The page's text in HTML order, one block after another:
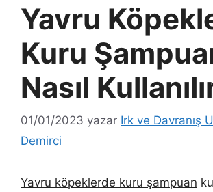
Yavru
Kuru
Nasıl
01/01/2023 yazar Irk ve Davranış
Demirci
Yavru köpeklerde kuru şampuan